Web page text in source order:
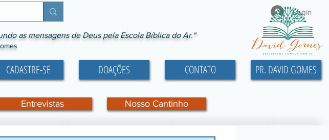
Login
as mensagens de Deus pela Escola Bíblica do Ar."
CADASTRE-SE DOAÇÕES CONTATO PR. DAVID GOMES
Entrevistas Nosso Cantinho